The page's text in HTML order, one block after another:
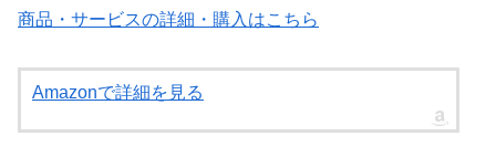
商品・サービスの詳細・購入はこちら
Amazonで詳細を見る